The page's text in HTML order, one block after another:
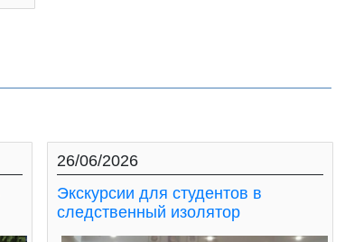
26/06/2026
Экскурсии для студентов в
следственный изолятор